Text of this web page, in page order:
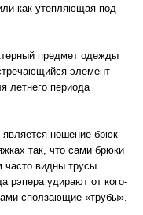
как утепляющая под
предмет одежды
элемент
летнего периода
ношение брюк
так, что сами брюки
видны трусы.
рэпера удирают от кого-
сползающие «трубы».